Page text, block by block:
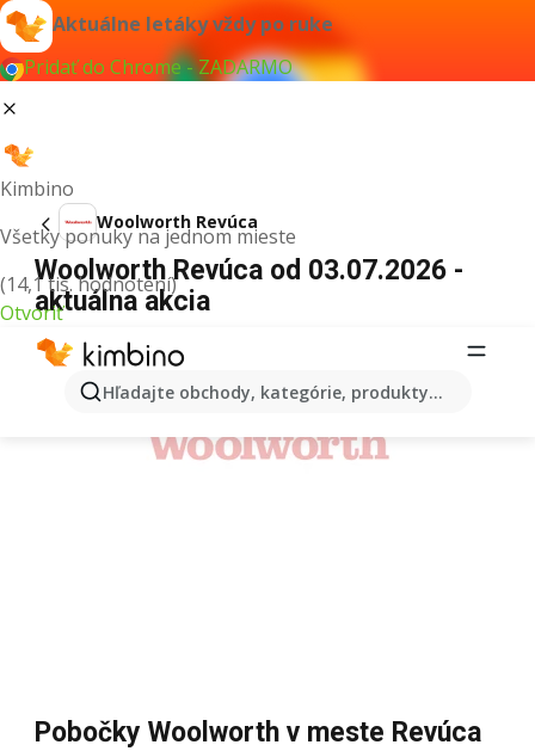
Aktuálne letáky vždy po ruke
Pridať do Chrome - ZADARMO
Kimbino
Všetky ponuky na jednom mieste
(14,1 tis. hodnotení)
Otvoriť
Hľadajte obchody, kategórie, produkty...
Woolworth Revúca
Woolworth Revúca od 03.07.2026 -
aktuálna akcia
Pobočky Woolworth v meste Revúca